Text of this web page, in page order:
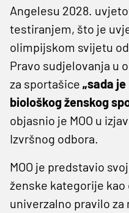
Angelesu 2028.
testiranjem, što je
olimpijskom svijetu od
Pravo sudjelovanja u
za sportašice „sada
biološkog ženskog
objasnio je MOO u
Izvršnog odbora.
MOO je predstavio
ženske kategorije
univerzalno pravilo